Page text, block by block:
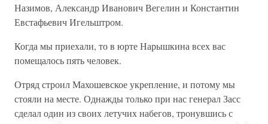
Назимов, Александр Иванович Вегелин и Константин
Евстафьевич Игельштром.
Когда мы приехали, то в юрте Нарышкина всех вас
помещалось пять человек.
Отряд строил Махошевское укрепление, и потому мы
стояли на месте. Однажды только при нас генерал Засс
сделал один из своих летучих набегов, тронувшись с